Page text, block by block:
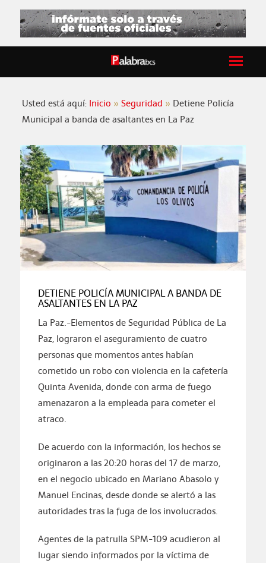
Usted está aquí: Inicio Seguridad
Detiene Policía
Municipal a banda de asaltantes en La Paz
DETIENE POLICÍA MUNICIPAL A BANDA DE
ASALTANTES EN LA PAZ
La Paz.-Elementos de Seguridad Pública de La
Paz, lograron el aseguramiento de cuatro
personas que momentos antes habían
cometido un robo con violencia en la cafetería
Quinta Avenida, donde con arma de fuego
amenazaron a la empleada para cometer el
atraco.
De acuerdo con la información, los hechos se
originaron a las 20:20 horas del 17 de marzo,
en el negocio ubicado en Mariano Abasolo y
Manuel Encinas, desde donde se alertó a las
autoridades tras la fuga de los involucrados.
Agentes de la patrulla SPM-109 acudieron al
lugar siendo informados por la víctima de